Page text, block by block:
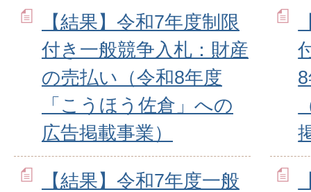
【結果】令和7年度制限
付き一般競争入札：財産
の売払い（令和8年度
「こうほう佐倉」への
広告掲載事業）
【結果】令和7年度一般